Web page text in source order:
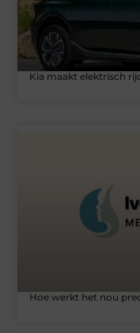
Kia maakt elektrisch
Hoe werkt het nou